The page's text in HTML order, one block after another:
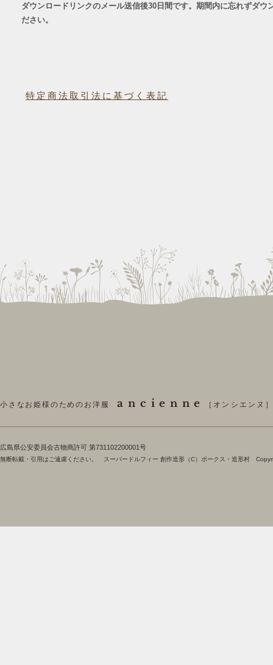
ダウンロードリンクのメール送信後30日間です。期間内に忘れずダウ
ださい。
特定商法取引法に基づく表記
小さなお姫様のためのお洋服 ancienne ［オンシエンヌ
​広島県公安委員会古物商許可 第731102200001号
無断転載・引用はご遠慮ください。 スーパードルフィー 創作造形（C）ボークス・造形村